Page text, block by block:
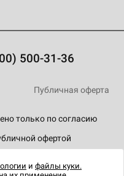
500-31-36
только по согласию
офертой
Публичная оферта
и файлы куки.